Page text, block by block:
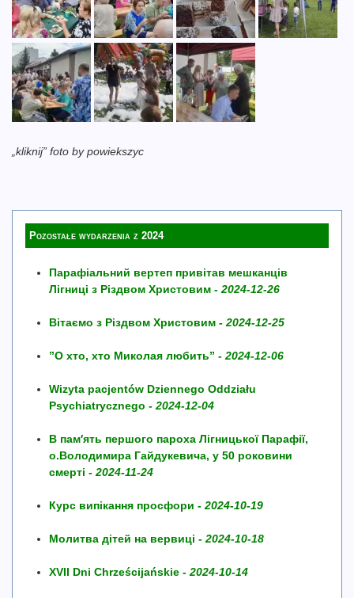
„kliknij” foto by powiekszyc
Pozostałe wydarzenia z 2024
Парафіальний вертеп привітав мешканців
Лігниці з Різдвом Христовим - 2024-12-26
Вітаємо з Різдвом Христовим - 2024-12-25
”О хто, хто Миколая любить” - 2024-12-06
Wizyta pacjentów Dziennego Oddziału
Psychiatrycznego - 2024-12-04
В пам′ять першого пароха Лігницької Парафії,
о.Володимира Гайдукевича, у 50 роковини
смерті - 2024-11-24
Курс випікання просфори - 2024-10-19
Молитва дітей на вервиці - 2024-10-18
XVII Dni Chrześcijańskie - 2024-10-14